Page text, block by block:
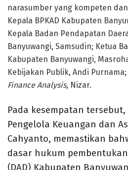
narasumber yang kompeten
Kepala BPKAD Kabupaten
Kepala Badan Pendapatan
Banyuwangi, Samsudin; Ketua
Kabupaten Banyuwangi,
Kebijakan Publik, Andi
Finance Analysis, Nizar.
Pada kesempatan
Pengelola Keuangan dan
Cahyanto, memastikan
dasar hukum
(DAD) Kabupaten